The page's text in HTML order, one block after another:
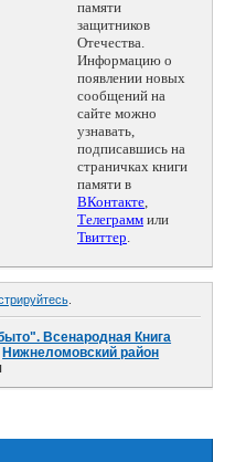
памяти
защитников
Отечества.
Информацию о
появлении новых
сообщений на
сайте можно
узнавать,
подписавшись на
страничках книги
памяти в
ВКонтакте,
Телеграмм или
Твиттер.
.
Всенародная Книга
Нижнеломовский район